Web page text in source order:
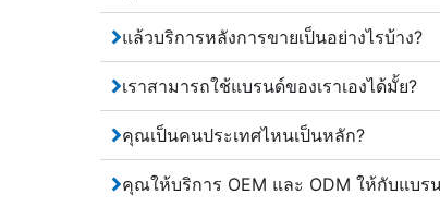
แล้วบริการหลังการขายเป็นอย่างไรบ้าง?
เราสามารถใช้แบรนด์ของเราเองได้มั้ย?
คุณเป็นคนประเทศไหนเป็นหลัก?
คุณให้บริการ OEM และ ODM ให้กับแบร